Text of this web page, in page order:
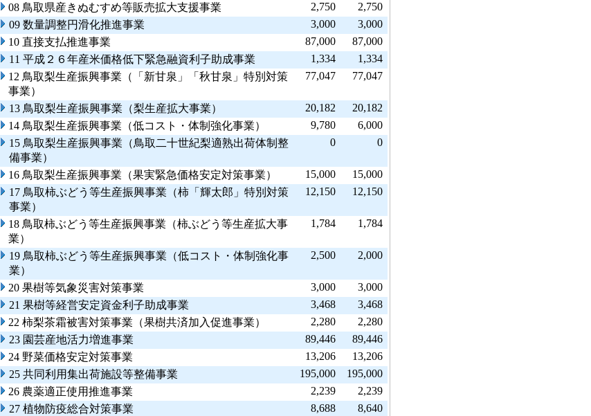
08 鳥取県産きぬむすめ等販売拡大支援事業
2,750
2,750
09 数量調整円滑化推進事業
3,000
3,000
10 直接支払推進事業
87,000
87,000
11 平成２６年産米価格低下緊急融資利子助成事業
1,334
1,334
12 鳥取梨生産振興事業（「新甘泉」「秋甘泉」特別対策
事業）
77,047 77,047
13 鳥取梨生産振興事業（梨生産拡大事業） 20,182
20,182
14 鳥取梨生産振興事業（低コスト・体制強化事業）
9,780
6,000
15 鳥取梨生産振興事業（鳥取二十世紀梨適熟出荷体制整
備事業）
0 0
16 鳥取梨生産振興事業（果実緊急価格安定対策事業） 15,000
15,000
17 鳥取柿ぶどう等生産振興事業（柿「輝太郎」特別対策
事業）
12,150 12,150
18 鳥取柿ぶどう等生産振興事業（柿ぶどう等生産拡大事
業）
1,784 1,784
19 鳥取柿ぶどう等生産振興事業（低コスト・体制強化事
業）
2,500 2,000
20 果樹等気象災害対策事業 3,000
3,000
21 果樹等経営安定資金利子助成事業
3,468
3,468
22 柿梨茶霜被害対策事業（果樹共済加入促進事業）
2,280
2,280
23 園芸産地活力増進事業
89,446
89,446
24 野菜価格安定対策事業
13,206
13,206
25 共同利用集出荷施設等整備事業
195,000
195,000
26 農薬適正使用推進事業
2,239
2,239
27 植物防疫総合対策事業
8,688
8,640